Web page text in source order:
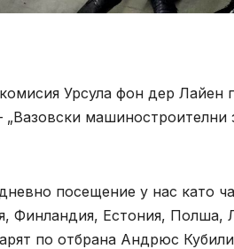
Урсула фон дер
„Вазовски
посещение у нас като
Финландия, Естония, Полша,
по отбрана Андрюс